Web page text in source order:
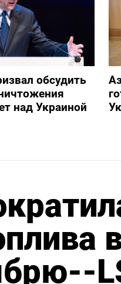
обсудить
над Украиной